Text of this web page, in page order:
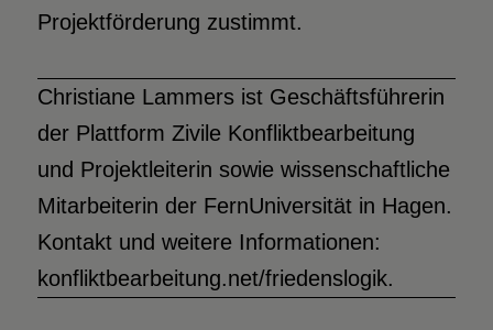
Projektförderung zustimmt.
Christiane Lammers ist Geschäftsführerin
der Plattform Zivile Konfliktbearbeitung
und Projektleiterin sowie wissenschaftliche
Mitarbeiterin der FernUniversität in Hagen.
Kontakt und weitere Informationen:
konfliktbearbeitung.net/friedenslogik.